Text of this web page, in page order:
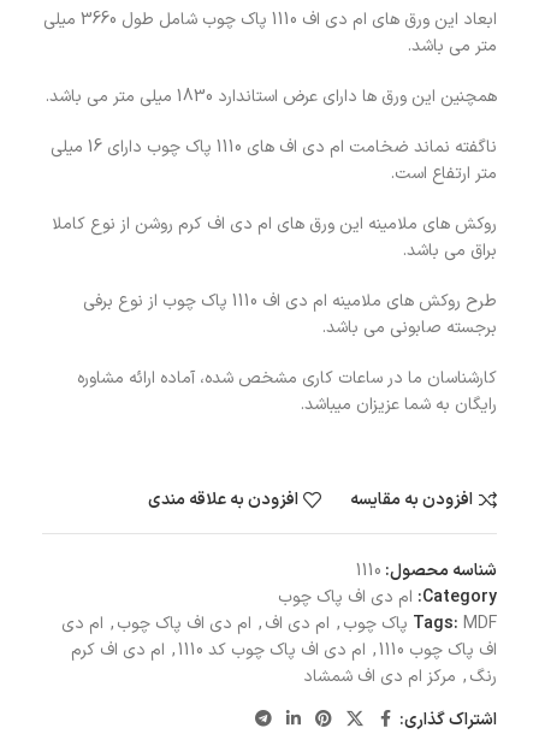
ابعاد این ورق های ام دی اف 1110 پاک چوب شامل طول 3660 میلی
متر می باشد.
همچنین این ورق ها دارای عرض استاندارد 1830 میلی متر می باشد.
ناگفته نماند ضخامت ام دی اف های 1110 پاک چوب دارای 16 میلی
متر ارتفاع است.
روکش های ملامینه این ورق های ام دی اف کرم روشن از نوع کاملا
براق می باشد.
طرح روکش های ملامینه ام دی اف 1110 پاک چوب از نوع برفی
برجسته صابونی می باشد.
کارشناسان ما در ساعات کاری مشخص شده، آماده ارائه مشاوره
رایگان به شما عزیزان میباشد.
افزودن به مقایسه افزودن به علاقه مندی
شناسه محصول: 1110
Category: ام دی اف پاک چوب
Tags: MDF پاک چوب , ام دی اف, ام دی اف پاک چوب, ام دی
اف پاک چوب 1110
, ام دی اف پاک چوب کد 1110 , ام دی اف کرم
رنگ, مرکز ام دی اف شمشاد
اشتراک گذاری: